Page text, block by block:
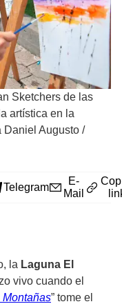
Sketchers de las
artística en la
Daniel Augusto /
Telegram
E-
Mail
la Laguna El
vivo cuando el
Montañas” tome el